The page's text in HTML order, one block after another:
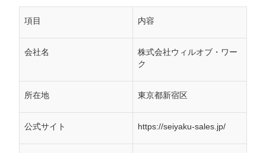
項目 内容
会社名
株式会社ウィルオブ・ワー
ク
所在地 東京都新宿区
公式サイト https://seiyaku-sales.jp/